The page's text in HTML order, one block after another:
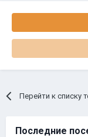
Перейти к списку
Последние